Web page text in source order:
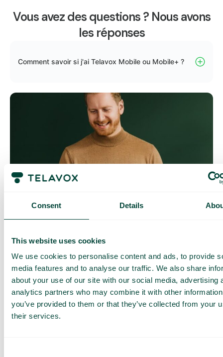
Consent Details
This website uses cookies
We use cookies to personalise content and ads, to provide
media features and to analyse our traffic. We also share
about your use of our site with our social media, advertising
analytics partners who may combine it with other
you’ve provided to them or that they’ve collected from your
their services.
Vous avez des questions ? Nous avons
les réponses
Comment savoir si j'ai Telavox Mobile ou Mobile+ ?
mieux contrôler vos coûts quotidiens lorsque vous surfez en
dehors de l’UE/EEE.
maximal prédéterminé. Une fois que vous avez consommé
cette quantité de data, vous recevez un SMS et avez la
possibilité d’acheter plus de data si nécessaire.
Comment ça marche